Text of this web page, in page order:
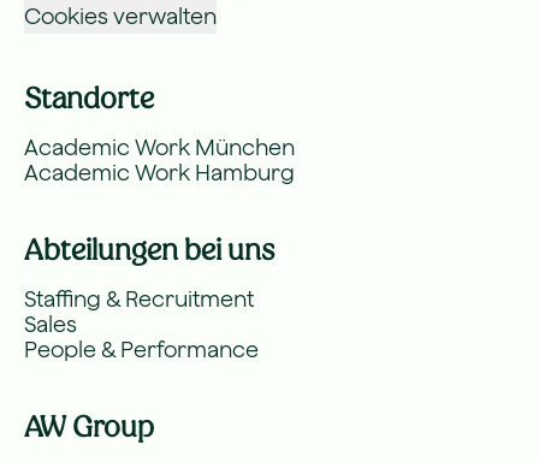
Cookies verwalten
Standorte
Academic Work München
Academic Work Hamburg
Abteilungen bei uns
Staffing & Recruitment
Sales
People & Performance
AW Group